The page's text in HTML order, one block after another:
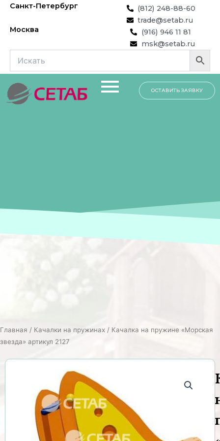
Перейти
содержимому
Санкт-Петербург
(812) 248-88-60
trade@setab.ru
Москва
(916) 946 11 81
msk@setab.ru
ОСТАВИТЬ ЗАЯВКУ
Главная / Качалки на пружинах / Качалка на пружине «Морская
звезда» артикул 2127